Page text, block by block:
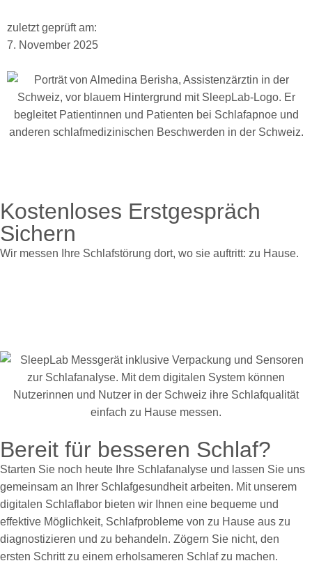
zuletzt geprüft am:
7. November 2025
Kostenloses Erstgespräch
Sichern
Wir messen Ihre Schlafstörung dort, wo sie auftritt: zu Hause.
Bereit für besseren Schlaf?
Starten Sie noch heute Ihre Schlafanalyse und lassen Sie uns
gemeinsam an Ihrer Schlafgesundheit arbeiten. Mit unserem
digitalen Schlaflabor bieten wir Ihnen eine bequeme und
effektive Möglichkeit, Schlafprobleme von zu Hause aus zu
diagnostizieren und zu behandeln. Zögern Sie nicht, den
ersten Schritt zu einem erholsameren Schlaf zu machen.